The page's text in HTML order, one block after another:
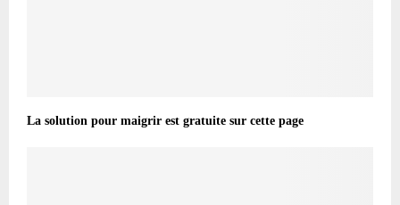
La solution pour maigrir est gratuite sur cette page